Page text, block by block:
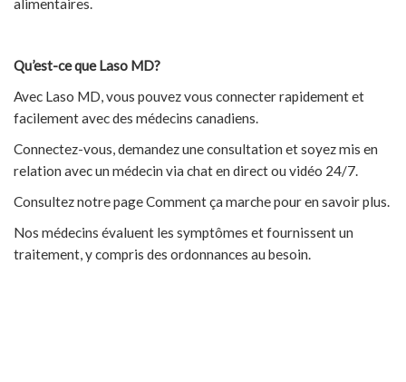
alimentaires.
Qu’est-ce que Laso MD?
Avec Laso MD, vous pouvez vous connecter rapidement et
facilement avec des médecins canadiens.
Connectez-vous, demandez une consultation et soyez mis en
relation avec un médecin via chat en direct ou vidéo 24/7.
Consultez notre page Comment ça marche pour en savoir plus.
Nos médecins évaluent les symptômes et fournissent un
traitement, y compris des ordonnances au besoin.